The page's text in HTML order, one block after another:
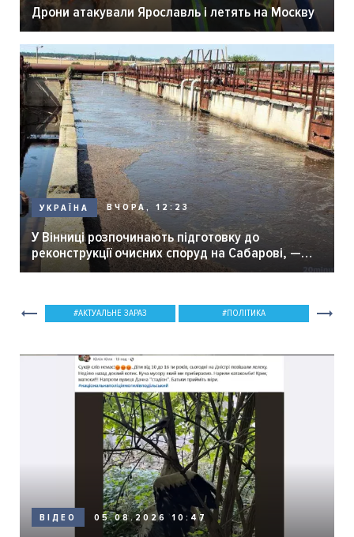
Дрони атакували Ярославль і летять на Москву
УКРАЇНА ВЧОРА, 12:23
У Вінниці розпочинають підготовку до
реконструкції очисних споруд на Сабарові, —
мер Вінниці.
АКТУАЛЬНЕ ЗАРАЗ ПОЛІТИКА
ВІДЕО 05.08.2026 10:47